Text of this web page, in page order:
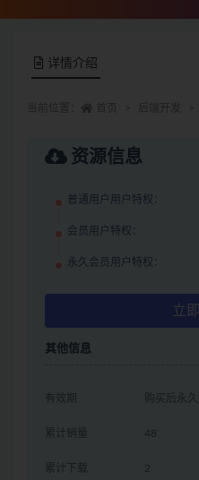
详情介绍
资源信息
普通用户用户特权：
会员用户特权：
永久会员用户特权：
立
其他信息
有效期 购买后永
累计销量 48
累计下载 2